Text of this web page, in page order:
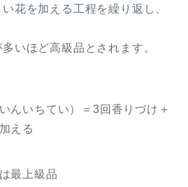
花を加える工程を繰り返し、
いほど高級品とされます。
んいちてい）＝3回香りづけ＋
える
最上級品